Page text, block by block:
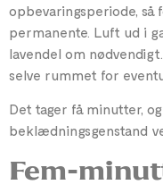
opbevaringsperiode,
permanente. Luft ud i
lavendel om
selve rummet for
Det tager få minutter,
beklædningsgenstand
Fem-